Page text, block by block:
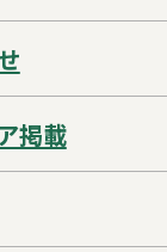
掲載